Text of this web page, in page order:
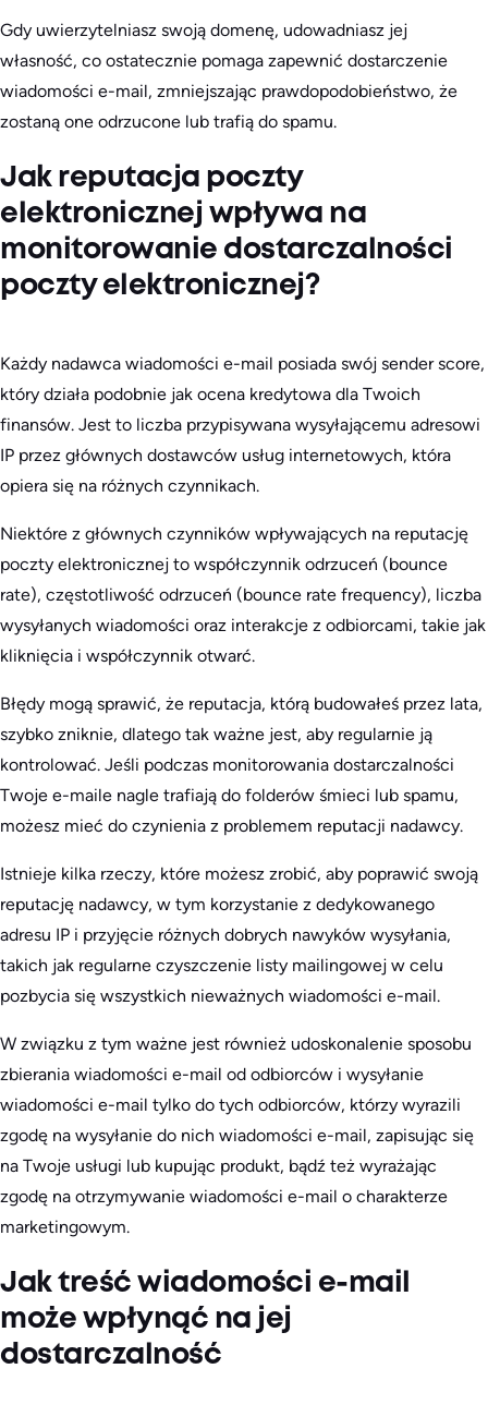
Gdy uwierzytelniasz swoją domenę, udowadniasz jej
własność, co ostatecznie pomaga zapewnić dostarczenie
wiadomości e-mail, zmniejszając prawdopodobieństwo, że
zostaną one odrzucone lub trafią do spamu.
Jak reputacja poczty
elektronicznej wpływa na
monitorowanie dostarczalności
poczty elektronicznej?
Każdy nadawca wiadomości e-mail posiada swój sender score,
który działa podobnie jak ocena kredytowa dla Twoich
finansów. Jest to liczba przypisywana wysyłającemu adresowi
IP przez głównych dostawców usług internetowych, która
opiera się na różnych czynnikach.
Niektóre z głównych czynników wpływających na reputację
poczty elektronicznej to współczynnik odrzuceń (bounce
rate), częstotliwość odrzuceń (bounce rate frequency), liczba
wysyłanych wiadomości oraz interakcje z odbiorcami, takie jak
kliknięcia i współczynnik otwarć.
Błędy mogą sprawić, że reputacja, którą budowałeś przez lata,
szybko zniknie, dlatego tak ważne jest, aby regularnie ją
kontrolować. Jeśli podczas monitorowania dostarczalności
Twoje e-maile nagle trafiają do folderów śmieci lub spamu,
możesz mieć do czynienia z problemem reputacji nadawcy.
Istnieje kilka rzeczy, które możesz zrobić, aby poprawić swoją
reputację nadawcy, w tym korzystanie z dedykowanego
adresu IP i przyjęcie różnych dobrych nawyków wysyłania,
takich jak regularne czyszczenie listy mailingowej w celu
pozbycia się wszystkich nieważnych wiadomości e-mail.
W związku z tym ważne jest również udoskonalenie sposobu
zbierania wiadomości e-mail od odbiorców i wysyłanie
wiadomości e-mail tylko do tych odbiorców, którzy wyrazili
zgodę na wysyłanie do nich wiadomości e-mail, zapisując się
na Twoje usługi lub kupując produkt, bądź też wyrażając
zgodę na otrzymywanie wiadomości e-mail o charakterze
marketingowym.
Jak treść wiadomości e-mail
może wpłynąć na jej
dostarczalność